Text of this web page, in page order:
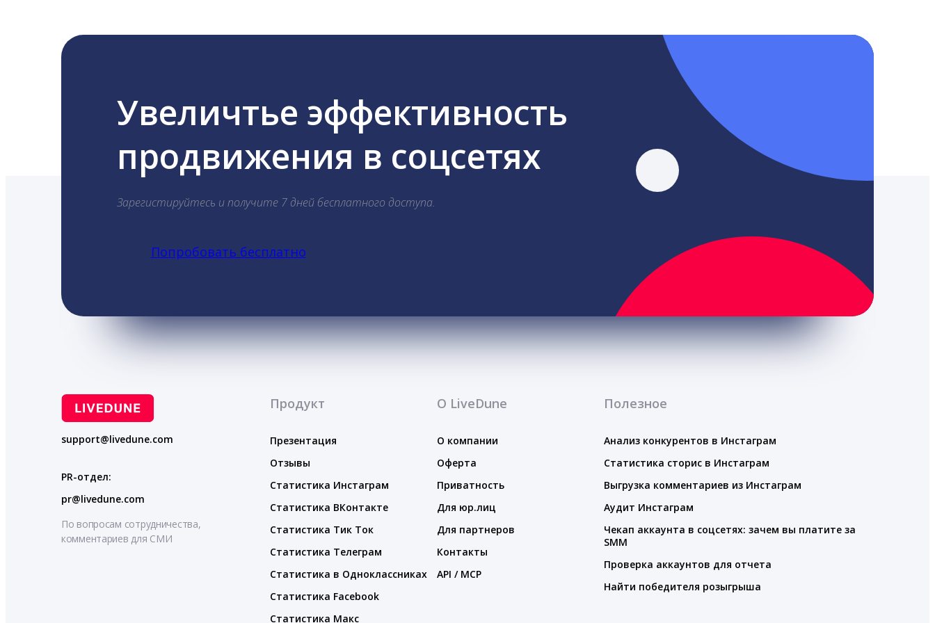
Увеличтье эффективность
продвижения в соцсетях
Зарегистируйтесь и получите 7 дней бесплатного доступа.
Попробовать бесплатно
support@livedune.com
PR-отдел:
pr@livedune.com
По вопросам сотрудничества,
комментариев для СМИ
Продукт
Презентация
Отзывы
Статистика Инстаграм
Статистика ВКонтакте
Статистика Тик Ток
Статистика Телеграм
Статистика в Одноклассниках
Статистика Facebook
Статистика Макс
О LiveDune
О компании
Оферта
Приватность
Для юр.лиц
Для партнеров
Контакты
API / MCP
Полезное
Анализ конкурентов в Инстаграм
Статистика сторис в Инстаграм
Выгрузка комментариев из Инстаграм
Аудит Инстаграм
Чекап аккаунта в соцсетях: зачем вы платите за
SMM
Проверка аккаунтов для отчета
Найти победителя розыгрыша